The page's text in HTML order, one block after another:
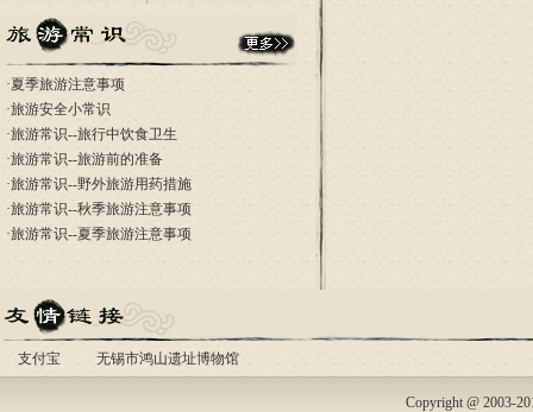
·夏季旅游注意事项
·旅游安全小常识
·旅游常识--旅行中饮食卫生
·旅游常识--旅游前的准备
·旅游常识--野外旅游用药措施
·旅游常识--秋季旅游注意事项
·旅游常识--夏季旅游注意事项
支付宝 无锡市鸿山遗址博物馆
Copyright @ 2003-